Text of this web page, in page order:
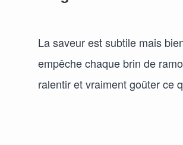
La saveur est subtile mais
empêche chaque brin de
ralentir et vraiment goûter ce